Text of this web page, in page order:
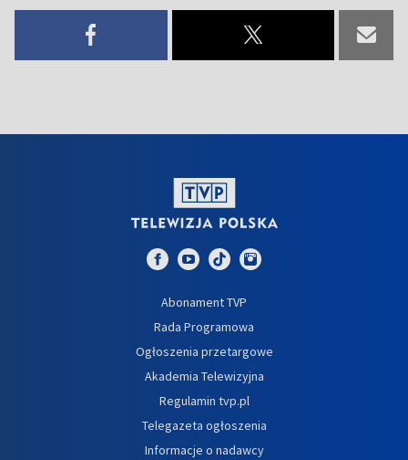
Abonament TVP
Rada Programowa
Ogłoszenia przetargowe
Akademia Telewizyjna
Regulamin tvp.pl
Telegazeta ogłoszenia
Informacje o nadawcy